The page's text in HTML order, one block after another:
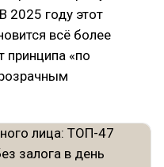
2025 году этот
всё более
принципа «по